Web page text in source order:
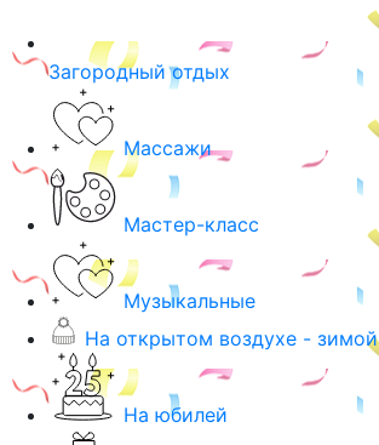
Загородный отдых
Массажи
Мастер-класс
Музыкальные
На открытом воздухе - зимой
На юбилей